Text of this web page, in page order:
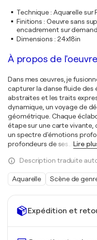
Expédition et
Technique: Aquarelle sur
Finitions : Oeuvre sans
encadrement sur
Dimensions : 24x18in
À propos de l'oeuvre
Dans mes œuvres, je
capturer la danse fluide des
abstraites et les traits
dynamique, un voyage de
géométrique. Chaque
étape sur une carte
un spectre d'émotions
profondeurs de ses
Lire
Description traduite
Aquarelle Scène de